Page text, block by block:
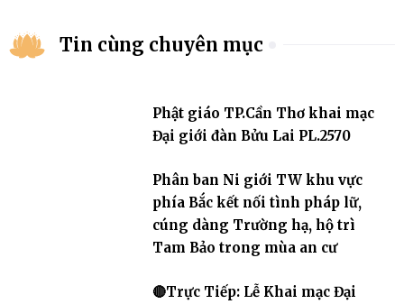
Tin cùng chuyên mục
Phật giáo TP.Cần Thơ khai mạc
Đại giới đàn Bửu Lai PL.2570
Phân ban Ni giới TW khu vực
phía Bắc kết nối tình pháp lữ,
cúng dàng Trường hạ, hộ trì
Tam Bảo trong mùa an cư
🔴Trực Tiếp: Lễ Khai mạc Đại